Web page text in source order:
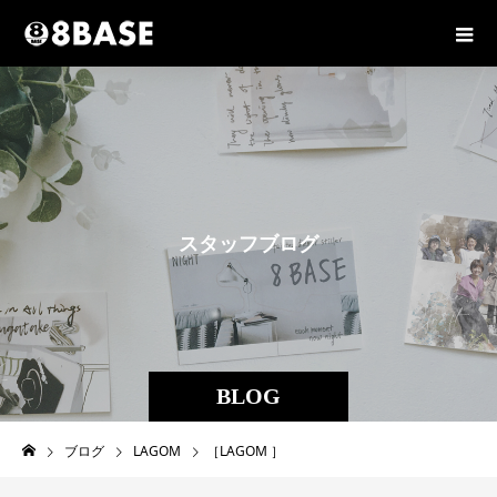
BLOG
ス タ ッ フブログ
ブログ LAGOM ［LAGOM ］